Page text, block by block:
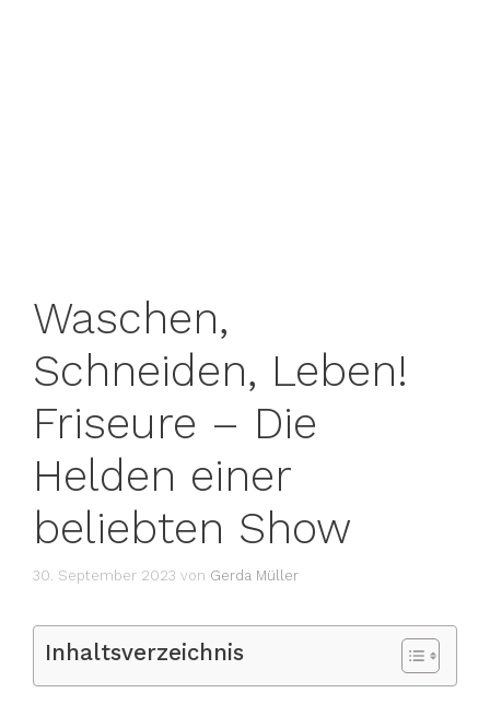
Waschen,
Schneiden, Leben!
Friseure – Die
Helden einer
beliebten Show
30. September 2023 von Gerda Müller
Inhaltsverzeichnis